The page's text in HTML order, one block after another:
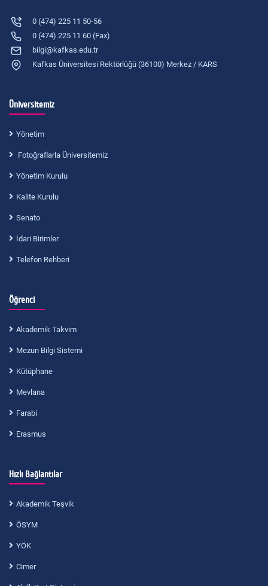
0 (474) 225 11 50-56
0 (474) 225 11 60 (Fax)
bilgi@kafkas.edu.tr
Kafkas Üniversitesi Rektörlüğü (36100) Merkez / KARS
Üniversitemiz
Yönetim
Fotoğraflarla Üniversitemiz
Yönetim Kurulu
Kalite Kurulu
Senato
İdari Birimler
Telefon Rehberi
Öğrenci
Akademik Takvim
Mezun Bilgi Sistemi
Kütüphane
Mevlana
Farabi
Erasmus
Hızlı Bağlantılar
Akademik Teşvik
ÖSYM
YÖK
Cimer